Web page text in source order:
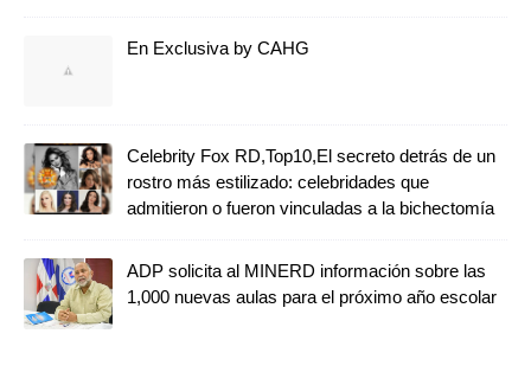
En Exclusiva by CAHG
Celebrity Fox RD,Top10,El secreto detrás de un
rostro más estilizado: celebridades que
admitieron o fueron vinculadas a la bichectomía
ADP solicita al MINERD información sobre las
1,000 nuevas aulas para el próximo año escolar